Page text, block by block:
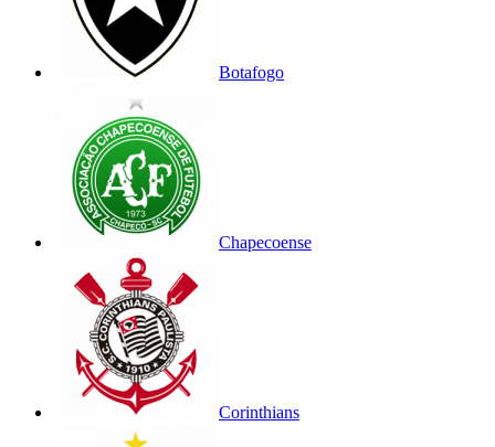
Botafogo
Chapecoense
Corinthians